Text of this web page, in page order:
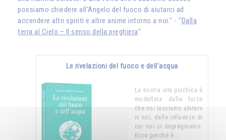
possiamo chiedere all'Angelo del fuoco di aiutarci ad
accendere altri spiriti e altre anime intorno a noi." - "Dalla
terra al Cielo – Il senso della preghiera"
Le rivelazioni del fuoco e dell'acqua
La nostra vita psichica è
modellata dalle forze
che noi lasciamo abitare
in noi, dalle influenze di
cui noi ci impregniamo.
Ecco perché è …